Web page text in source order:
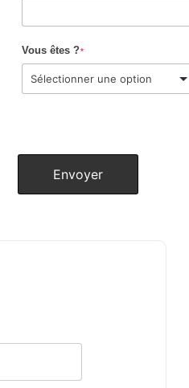
Vous êtes ?*